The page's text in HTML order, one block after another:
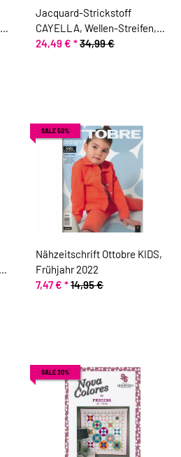
Jacquard-Strickstoff
CAYELLA, Wellen-Streifen,
taubenblau, Toptex
24,49 € *34,99 €
SALE 50%
Nähzeitschrift Ottobre KIDS,
Frühjahr 2022
7,47 € *14,95 €
SALE 30%